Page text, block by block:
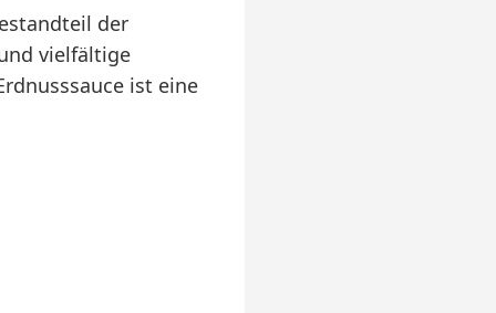
der
vielfältige
ist eine